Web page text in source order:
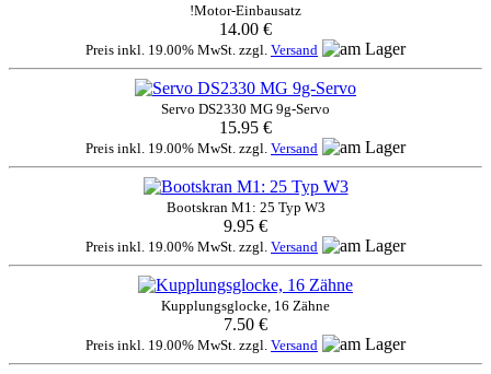
!Motor-Einbausatz
14.00 €
Preis inkl. 19.00% MwSt. zzgl. Versand
Servo DS2330 MG 9g-Servo
15.95 €
Preis inkl. 19.00% MwSt. zzgl. Versand
Bootskran M1: 25 Typ W3
9.95 €
Preis inkl. 19.00% MwSt. zzgl. Versand
Kupplungsglocke, 16 Zähne
7.50 €
Preis inkl. 19.00% MwSt. zzgl. Versand